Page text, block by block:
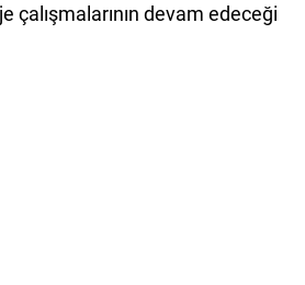
çalışmalarının devam edeceği